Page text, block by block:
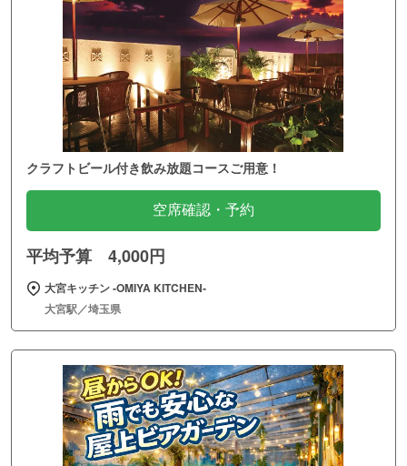
クラフトビール付き飲み放題コースご用意！
空席確認・予約
平均予算 4,000円
大宮キッチン ‐OMIYA KITCHEN‐
大宮駅／埼玉県